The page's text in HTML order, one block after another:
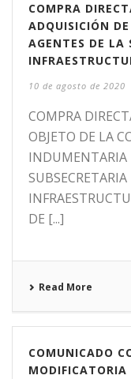
COMPRA
ADQUISICIÓN
AGENTES DE LA
10 de agosto de 2020
COMPRA
OBJETO DE LA
INDUMENTARIA
SUBSECRETARIA
DE [...]
Read More
COMUNICADO